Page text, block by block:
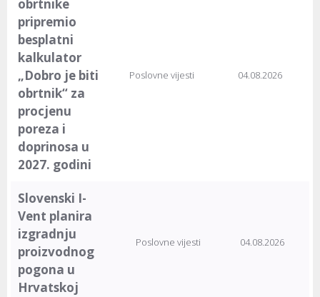
obrtnike
pripremio
besplatni
kalkulator
„Dobro je biti
obrtnik“ za
procjenu
poreza i
doprinosa u
2027. godini
Poslovne vijesti 04.08.2026
Slovenski I-
Vent planira
izgradnju
proizvodnog
pogona u
Hrvatskoj
Poslovne vijesti 04.08.2026